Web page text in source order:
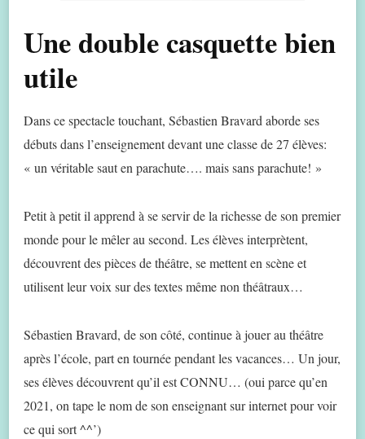
Une double casquette bien
utile
Dans ce spectacle touchant, Sébastien Bravard aborde ses
débuts dans l’enseignement devant une classe de 27 élèves:
« un véritable saut en parachute…. mais sans parachute! »
Petit à petit il apprend à se servir de la richesse de son premier
monde pour le mêler au second. Les élèves interprètent,
découvrent des pièces de théâtre, se mettent en scène et
utilisent leur voix sur des textes même non théâtraux…
Sébastien Bravard, de son côté, continue à jouer au théâtre
après l’école, part en tournée pendant les vacances… Un jour,
ses élèves découvrent qu’il est CONNU… (oui parce qu’en
2021, on tape le nom de son enseignant sur internet pour voir
ce qui sort ^^’)